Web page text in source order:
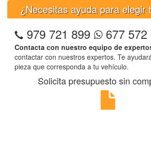
¿Necesitas ayuda para elegir
979 721 899 677 572
Contacta con nuestro equipo de
contactar con nuestros expertos. Te
pieza que corresponda a tu vehículo.
Solicita presupuesto sin